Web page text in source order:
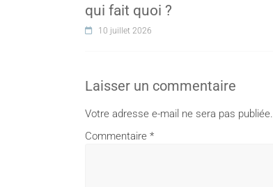
qui fait quoi ?
10 juillet 2026
Laisser un commentaire
Votre adresse e-mail ne sera pas publiée.
Commentaire *